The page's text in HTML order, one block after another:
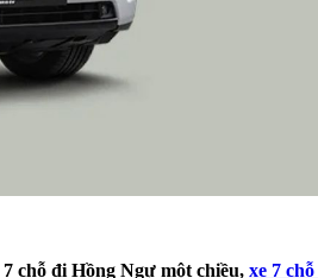
7 chỗ đi Hồng Ngự một chiều, xe 7